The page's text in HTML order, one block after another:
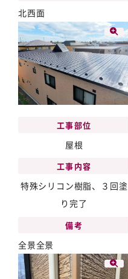
北西面
工事部位
屋根
工事内容
特殊シリコン樹脂、３回塗
り完了
備考
全景全景